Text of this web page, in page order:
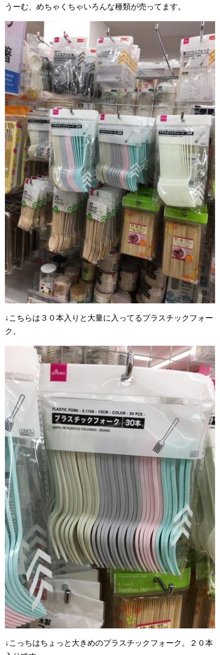
うーむ、めちゃくちゃいろんな種類が売ってます。
↓こちらは３０本入りと大量に入ってるプラスチックフォー
ク。
↓こっちはちょっと大きめのプラスチックフォーク。２０本